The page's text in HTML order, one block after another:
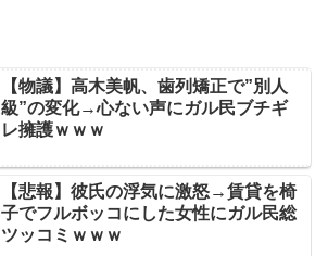
【物議】高木美帆、歯列矯正で”別人
級”の変化→心ない声にガル民ブチギ
レ擁護ｗｗｗ
【悲報】彼氏の浮気に激怒→賃貸を椅
子でフルボッコにした女性にガル民総
ツッコミｗｗｗ